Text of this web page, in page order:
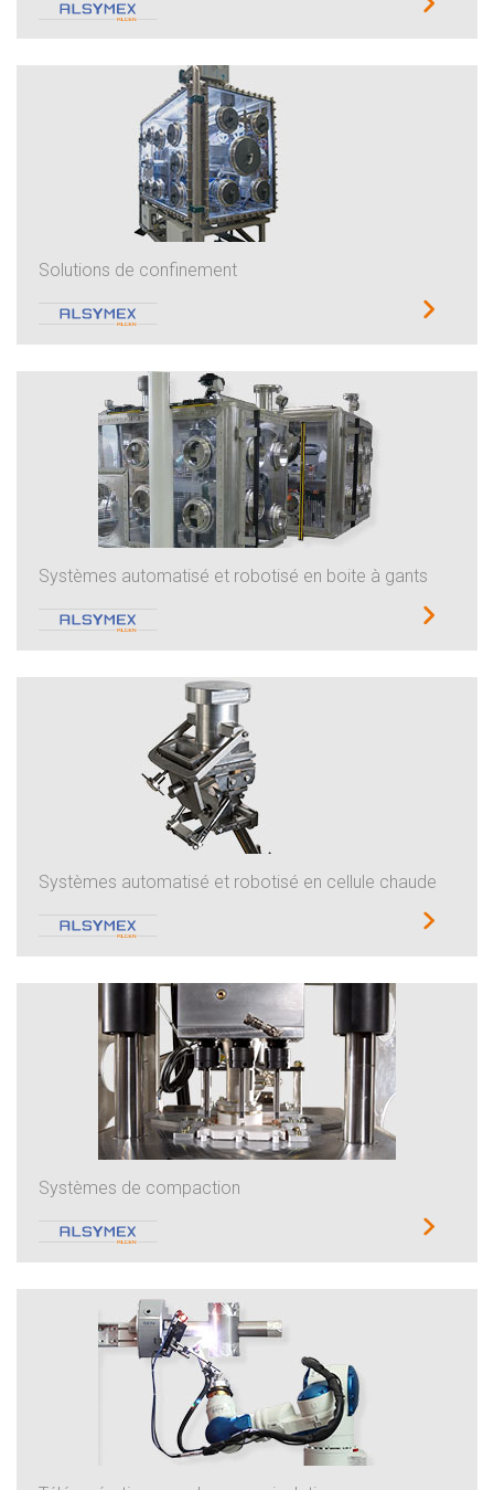
Solutions de confinement
Systèmes automatisé et robotisé en boite à gants
Systèmes automatisé et robotisé en cellule chaude
Systèmes de compaction